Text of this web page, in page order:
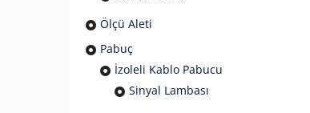
Ölçü Aleti
Pabuç
İzoleli Kablo Pabucu
Sinyal Lambası